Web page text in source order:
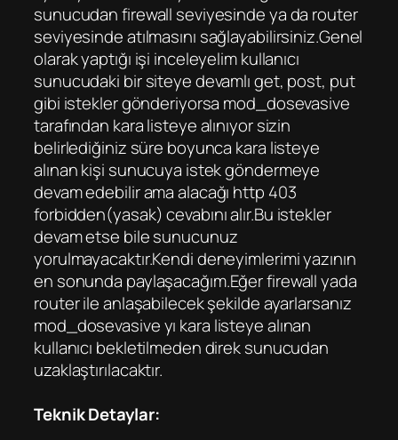
sunucudan firewall seviyesinde ya da router
seviyesinde atılmasını sağlayabilirsiniz.Genel
olarak yaptığı işi inceleyelim kullanıcı
sunucudaki bir siteye devamlı get, post, put
gibi istekler gönderiyorsa mod_dosevasive
tarafından kara listeye alınıyor sizin
belirlediğiniz süre boyunca kara listeye
alınan kişi sunucuya istek göndermeye
devam edebilir ama alacağı http 403
forbidden(yasak) cevabını alır.Bu istekler
devam etse bile sunucunuz
yorulmayacaktır.Kendi deneyimlerimi yazının
en sonunda paylaşacağım.Eğer firewall yada
router ile anlaşabilecek şekilde ayarlarsanız
mod_dosevasive yı kara listeye alınan
kullanıcı bekletilmeden direk sunucudan
uzaklaştırılacaktır.
Teknik Detaylar: